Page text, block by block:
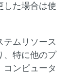
した場合は使
テムリソース
、特に他のプ
コンピュータ